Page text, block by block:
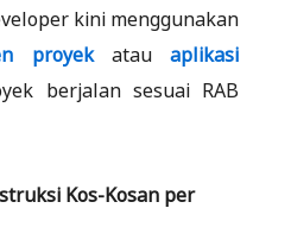
kini menggunakan
proyekatau aplikasi
berjalan sesuai RAB
Kos-Kosan per